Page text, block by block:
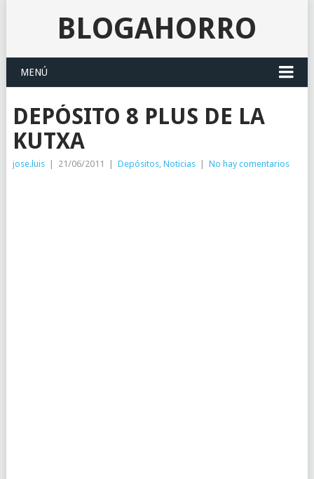
BLOGAHORRO
MENÚ
DEPÓSITO 8 PLUS DE LA
KUTXA
jose.luis 21/06/2011 Depósitos, Noticias No hay comentarios